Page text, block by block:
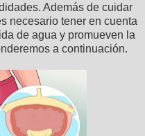
Además de cuidar
necesario tener en cuenta
de agua y promueven la
a continuación.